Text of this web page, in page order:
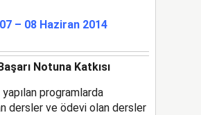
07 – 08 Haziran 2014
Notuna Katkısı
programlarda
dersler ve ödevi olan dersler